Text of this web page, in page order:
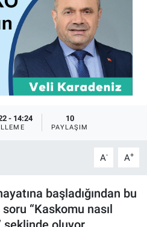
- 14:24 10
PAYLAŞIM
A- A+
başladığından bu
soru “Kaskomu nasıl